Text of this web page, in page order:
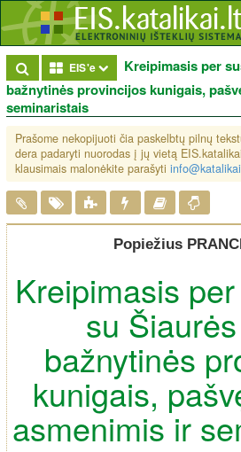
EIS'e Toggle Dropdown
Kreipimasis per
bažnytinės provincijos kunigais,
seminaristais
Prašome nekopijuoti čia paskelbtų pilnų
dera padaryti nuorodas į jų vietą
klausimais malonėkite parašyti
Popiežius
Kreipimasis
su
bažnytinės
kunigais,
asmenimis ir